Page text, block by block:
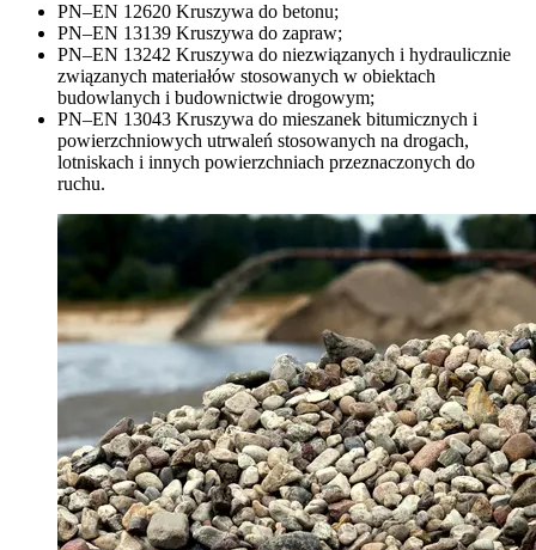
PN–EN 12620 Kruszywa do betonu;
PN–EN 13139 Kruszywa do zapraw;
PN–EN 13242 Kruszywa do niezwiązanych i hydraulicznie
związanych materiałów stosowanych w obiektach
budowlanych i budownictwie drogowym;
PN–EN 13043 Kruszywa do mieszanek bitumicznych i
powierzchniowych utrwaleń stosowanych na drogach,
lotniskach i innych powierzchniach przeznaczonych do
ruchu.